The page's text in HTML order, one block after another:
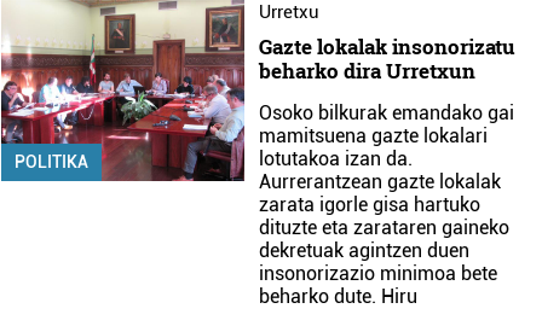
POLITIKA
Urretxu
Gazte lokalak insonorizatu
beharko dira Urretxun
Osoko bilkurak emandako gai
mamitsuena gazte lokalari
lotutakoa izan da.
Aurrerantzean gazte lokalak
zarata igorle gisa hartuko
dituzte eta zarataren gaineko
dekretuak agintzen duen
insonorizazio minimoa bete
beharko dute. Hiru